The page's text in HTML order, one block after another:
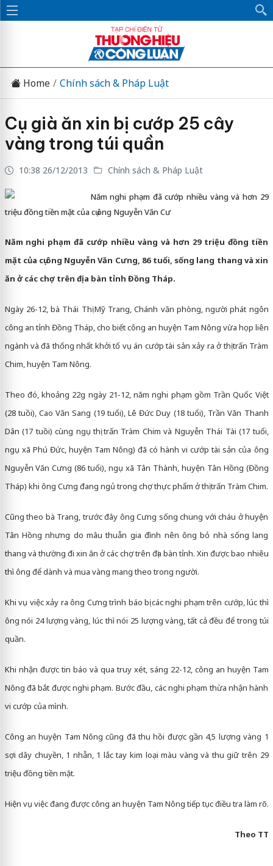
Home Chính sách & Pháp Luật
Cụ già ăn xin bị cướp 25 cây
vàng trong túi quần
10:38 26/12/2013 Chính sách & Pháp Luật
Năm nghi phạm đã cướp nhiều vàng và hơn 29
triệu đồng tiền mặt của cụ ông Nguyễn Văn Cư
Năm nghi phạm đã cướp nhiều vàng và hơn 29 triệu đồng tiền
mặt của cụ ông Nguyễn Văn Cưng, 86 tuổi, sống lang thang và xin
ăn ở các chợ trên địa bàn tỉnh Đồng Tháp.
Ngày 26-12, bà Thái Thị Mỹ Trang, Chánh văn phòng, người phát ngôn
công an tỉnh Đồng Tháp, cho biết công an huyện Tam Nông vừa họp liên
ngành và đã thống nhất khởi tố vụ án cướp tài sản xảy ra ở thị trấn Tràm
Chim, huyện Tam Nông.
Theo đó, khoảng 22g ngày 21-12, năm nghi phạm gồm Trần Quốc Việt
(28 tuồi), Cao Văn Sang (19 tuổi), Lê Đức Duy (18 tuổi), Trần Văn Thanh
Dân (17 tuồi) cùng ngụ thị trấn Tràm Chim và Nguyễn Thái Tài (17 tuổi,
ngụ xã Phú Đức, huyện Tam Nông) đã có hành vi cướp tài sản của ông
Nguyễn Văn Cưng (86 tuổi), ngụ xã Tân Thành, huyện Tân Hồng (Đồng
Tháp) khi ông Cưng đang ngủ trong chợ thực phẩm ở thị trấn Tràm Chim.
Cũng theo bà Trang, trước đây ông Cưng sống chung với cháu ở huyện
Tân Hồng nhưng do mâu thuẫn gia đình nên ông bỏ nhà sống lang
thang và thường đi xin ăn ở các chợ trên địa bàn tỉnh. Xin được bao nhiêu
thì ông để dành và mua vàng mang theo trong người.
Khi vụ việc xảy ra ông Cưng trình báo bị các nghi phạm trên cướp, lúc thì
ông nói 24 lượng vàng, lúc thì nói 25 lượng vàng, tất cả đều để trong túi
quần.
Khi nhận được tin báo và qua truy xét, sáng 22-12, công an huyện Tam
Nông đã bắt được nghi phạm. Bước đầu, các nghi phạm thừa nhận hành
vi cướp của mình.
Công an huyện Tam Nông cũng đã thu hồi được gần 4,5 lượng vàng 1
sợi dây chuyền, 1 nhẫn, 1 lắc tay kim loại màu vàng và thu giữ trên 29
triệu đồng tiền mặt.
Hiện vụ việc đang được công an huyện Tam Nông tiếp tục điều tra làm rõ.
Theo TT